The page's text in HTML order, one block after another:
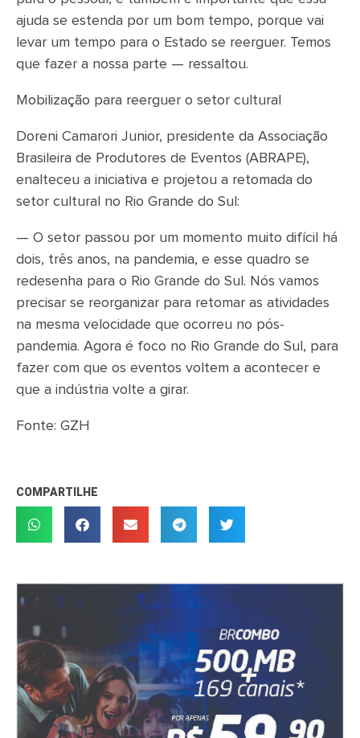
ajuda se estenda por um bom tempo, porque vai
levar um tempo para o Estado se reerguer. Temos
que fazer a nossa parte — ressaltou.
Mobilização para reerguer o setor cultural
Doreni Camarori Junior, presidente da Associação
Brasileira de Produtores de Eventos (ABRAPE),
enalteceu a iniciativa e projetou a retomada do
setor cultural no Rio Grande do Sul:
— O setor passou por um momento muito difícil há
dois, três anos, na pandemia, e esse quadro se
redesenha para o Rio Grande do Sul. Nós vamos
precisar se reorganizar para retomar as atividades
na mesma velocidade que ocorreu no pós-
pandemia. Agora é foco no Rio Grande do Sul, para
fazer com que os eventos voltem a acontecer e
que a indústria volte a girar.
Fonte: GZH
COMPARTILHE